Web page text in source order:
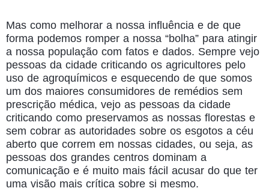
Mas como melhorar a nossa influência e de que
forma podemos romper a nossa “bolha” para atingir
a nossa população com fatos e dados. Sempre vejo
pessoas da cidade criticando os agricultores pelo
uso de agroquímicos e esquecendo de que somos
um dos maiores consumidores de remédios sem
prescrição médica, vejo as pessoas da cidade
criticando como preservamos as nossas florestas e
sem cobrar as autoridades sobre os esgotos a céu
aberto que correm em nossas cidades, ou seja, as
pessoas dos grandes centros dominam a
comunicação e é muito mais fácil acusar do que ter
uma visão mais crítica sobre si mesmo.